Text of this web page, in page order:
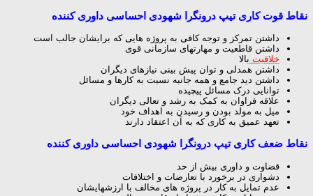
نقاط قوت كاری تیپ درونگرا شهودی احساسی داوری کننده
داشتن تمرکز و توجه کافی به پروژه هایی که برایشان جالب است
داشتن قاطعیت و مهارتهای سازمانی قوی
خلاقیت بالا
داشتن همدلی و توان پیش بینی نیازهای دیگران
داشتن دید جامع و همه جانبه نسبت به کارها و مسائل
توانایی درک مسائل پیچیده
علاقه فراوان به کمک به رشد و تعالی دیگران
میل به مولد بودن و رسیدن به اهداف خود
تعهد عمیق به کاری که به آن اعتقاد دارند
نقاط ضعف كاری تیپ درونگرا شهودی احساسی داوری کننده
قضاوت و داوری بیش از حد
دشواری در برخورد با تعارضات و اختلافات
عدم تمایل به كار در پروژه های مخالف با ارزشهایشان